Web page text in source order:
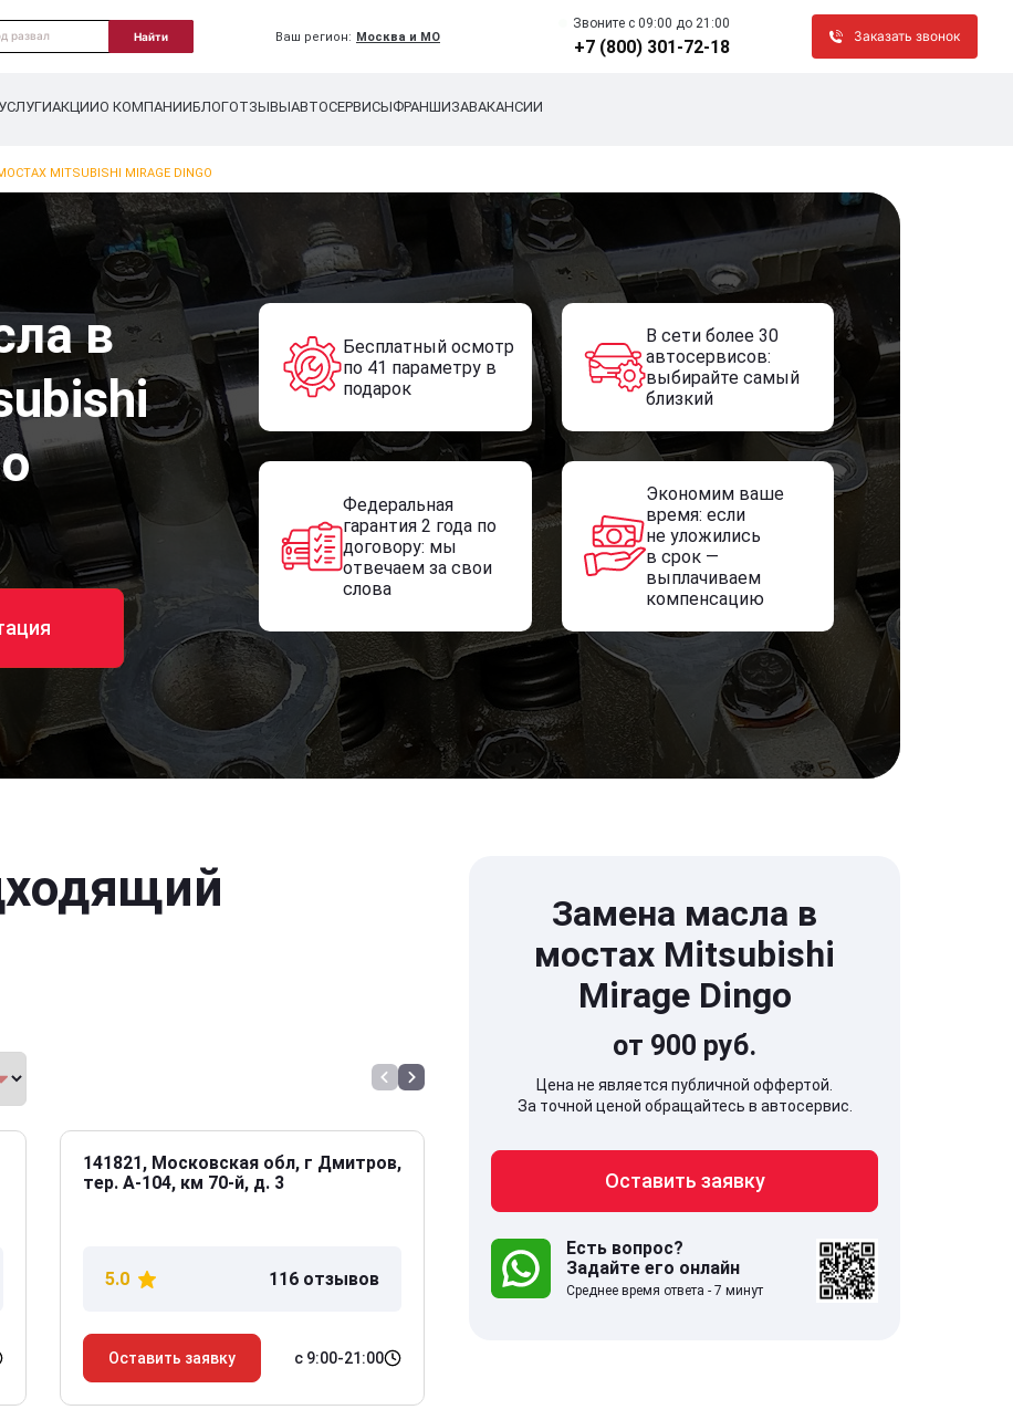
Найти Ваш регион: Москва и МО
Звоните c 09:00 до 21:00
+7 (800) 301-72-18
Заказать звонок
УСЛУГИАКЦИИО КОМПАНИИБЛОГОТЗЫВЫАВТОСЕРВИСЫФРАНШИЗАВАКАНСИИ
MITSUBISHI MIRAGE DINGO
в
Бесплатный осмотр
по 41 параметру в
подарок
В сети более 30
автосервисов:
выбирайте самый
близкий
Федеральная
гарантия 2 года по
договору: мы
отвечаем за свои
слова
Экономим ваше
время: если
не уложились
в срок —
выплачиваем
компенсацию
141821, Московская обл, г Дмитров,
тер. А-104, км 70-й, д. 3
5.0 116 отзывов
Оставить заявку с 9:00-21:00
141707, Московская обл,
Долгопрудный г, Береговой проезд,
дом 5
5.0 332 отзыва
Замена масла в
мостах Mitsubishi
Mirage Dingo
от 900 руб.
Цена не является публичной оффертой.
За точной ценой обращайтесь в автосервис.
Оставить заявку
Есть вопрос?
Задайте его онлайн
Среднее время ответа - 7 минут